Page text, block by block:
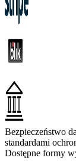
Bezpieczeństwo
standardami
Dostępne formy